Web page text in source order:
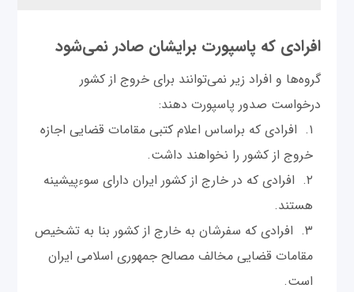
افرادی که پاسپورت برایشان صادر نمی‌شود
گروه‌ها و افراد زیر نمی‌توانند برای خروج از کشور
درخواست صدور پاسپورت دهند:
افرادی که براساس اعلام کتبی مقامات قضایی اجازه
خروج از کشور را نخواهند داشت.
افرادی که در خارج از کشور ایران دارای سوءپیشینه
هستند.
افرادی که سفرشان به خارج از کشور بنا به تشخیص
مقامات قضایی مخالف مصالح جمهوری اسلامی ایران
است.